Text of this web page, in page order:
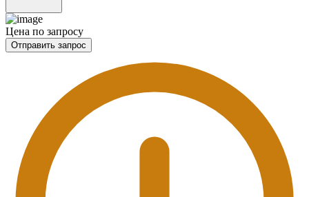
Цена по запросу
Отправить запрос